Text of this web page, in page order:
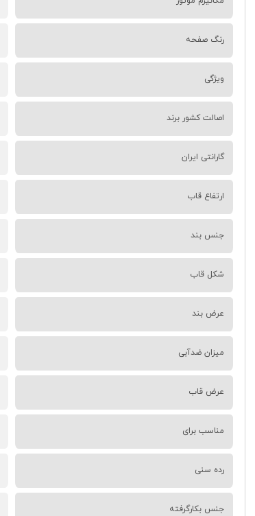
رنگ صفحه
ویژگی
اصالت کشور برند
گارانتی ایران
ارتفاع قاب
جنس بند
شکل قاب
عرض بند
میزان ضدآبی
عرض قاب
مناسب برای
رده سنی
جنس بکارگرفته